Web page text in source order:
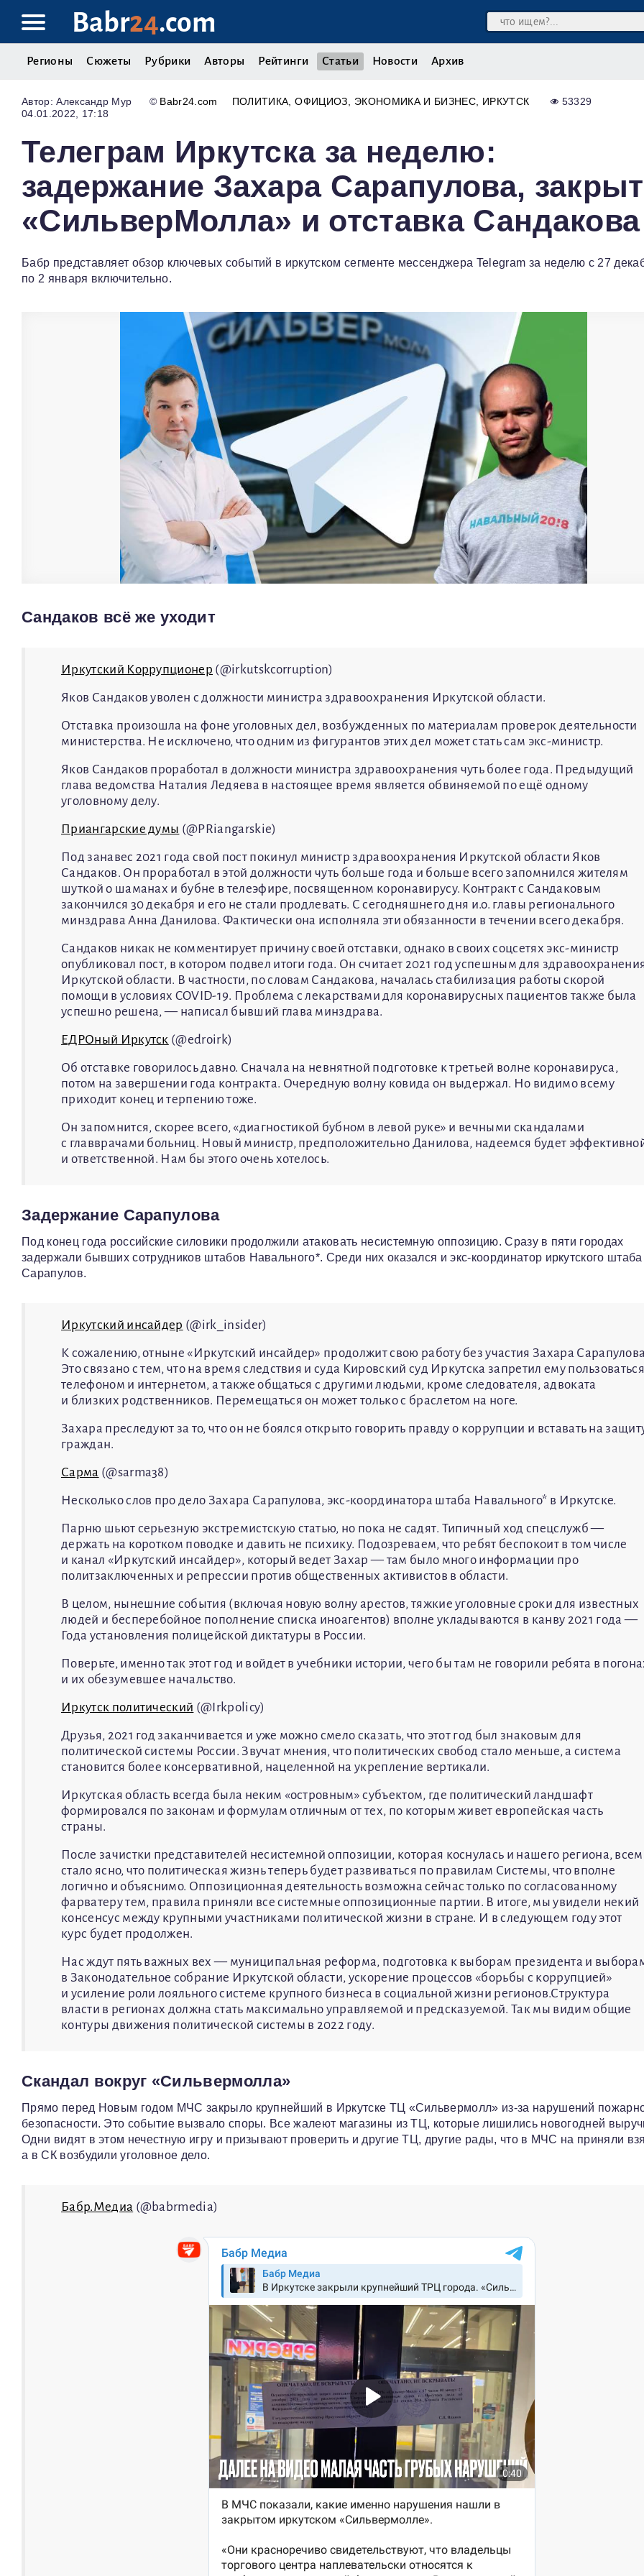
Babr24.com
Регионы Сюжеты Рубрики Авторы Рейтинги Статьи Новости Архив
Александр Мур © Babr24.com ПОЛИТИКА ОФИЦИОЗ ЭКОНОМИКА И БИЗНЕС ИРКУТСК
53329
04.01.2022, 17:18
Телеграм Иркутска за неделю:
задержание Захара Сарапулова,
«СильверМолла» и отставка Сандакова
Бабр представляет обзор ключевых событий в иркутском сегменте мессенджера Telegram за неделю с 27
по 2 января включительно.
Сандаков всё же уходит
Иркутский Коррупционер (@irkutskcorruption)
Яков Сандаков уволен с должности министра здравоохранения Иркутской области.
Отставка произошла на фоне уголовных дел, возбужденных по материалам проверок деятельности
министерства. Не исключено, что одним из фигурантов этих дел может стать сам экс-министр.
Яков Сандаков проработал в должности министра здравоохранения чуть более года. Предыдущий
глава ведомства Наталия Ледяева в настоящее время является обвиняемой по ещё одному
уголовному делу.
Приангарские думы (@PRiangarskie)
Под занавес 2021 года свой пост покинул министр здравоохранения Иркутской области Яков
Сандаков. Он проработал в этой должности чуть больше года и больше всего запомнился жителям
шуткой о шаманах и бубне в телеэфире, посвященном коронавирусу. Контракт с Сандаковым
закончился 30 декабря и его не стали продлевать. С сегодняшнего дня и.о. главы регионального
минздрава Анна Данилова. Фактически она исполняла эти обязанности в течении всего декабря.
Сандаков никак не комментирует причину своей отставки, однако в своих соцсетях экс-министр
опубликовал пост, в котором подвел итоги года. Он считает 2021 год успешным для
Иркутской области. В частности, по словам Сандакова, началась стабилизация работы скорой
помощи в условиях COVID-19. Проблема с лекарствами для коронавирусных пациентов также была
успешно решена, — написал бывший глава минздрава.
ЕДРОный Иркутск (@edroirk)
Об отставке говорилось давно. Сначала на невнятной подготовке к третьей волне коронавируса,
потом на завершении года контракта. Очередную волну ковида он выдержал. Но видимо всему
приходит конец и терпению тоже.
Он запомнится, скорее всего, «диагностикой бубном в левой руке» и вечными скандалами
с главврачами больниц. Новый министр, предположительно Данилова, надеемся будет
и ответственной. Нам бы этого очень хотелось.
Задержание Сарапулова
Под конец года российские силовики продолжили атаковать несистемную оппозицию. Сразу в пяти городах
задержали бывших сотрудников штабов Навального*. Среди них оказался и экс-координатор иркутского
Сарапулов.
Иркутский инсайдер (@irk_insider)
​К сожалению, отныне «Иркутский инсайдер» продолжит свою работу без участия Захара
Это связано с тем, что на время следствия и суда Кировский суд Иркутска запретил ему
телефоном и интернетом, а также общаться с другими людьми, кроме следователя, адвоката
и близких родственников. Перемещаться он может только с браслетом на ноге.
Захара преследуют за то, что он не боялся открыто говорить правду о коррупции и вставать на
граждан.
Сарма (@sarma38)
Несколько слов про дело Захара Сарапулова, экс-координатора штаба Навального* в Иркутске.
Парню шьют серьезную экстремистскую статью, но пока не садят. Типичный ход спецслужб —
держать на коротком поводке и давить не психику. Подозреваем, что ребят беспокоит в том числе
и канал «Иркутский инсайдер», который ведет Захар — там было много информации про
политзаключенных и репрессии против общественных активистов в области.
В целом, нынешние события (включая новую волну арестов, тяжкие уголовные сроки для известных
людей и бесперебойное пополнение списка иноагентов) вполне укладываются в канву 2021 года —
Года установления полицейской диктатуры в России.
Поверьте, именно так этот год и войдет в учебники истории, чего бы там не говорили ребята в
и их обезумевшее начальство.
Иркутск политический (@Irkpolicy)
Друзья, 2021 год заканчивается и уже можно смело сказать, что этот год был знаковым для
политической системы России. Звучат мнения, что политических свобод стало меньше, а система
становится более консервативной, нацеленной на укрепление вертикали.
Иркутская область всегда была неким «островным» субъектом, где политический ландшафт
формировался по законам и формулам отличным от тех, по которым живет европейская часть
страны.
После зачистки представителей несистемной оппозиции, которая коснулась и нашего региона, всем
стало ясно, что политическая жизнь теперь будет развиваться по правилам Системы, что вполне
логично и объяснимо. Оппозиционная деятельность возможна сейчас только по согласованному
фарватеру тем, правила приняли все системные оппозиционные партии. В итоге, мы увидели некий
консенсус между крупными участниками политической жизни в стране. И в следующем году этот
курс будет продолжен.
Нас ждут пять важных вех — муниципальная реформа, подготовка к выборам президента и
в Законодательное собрание Иркутской области, ускорение процессов «борьбы с коррупцией»
и усиление роли лояльного системе крупного бизнеса в социальной жизни регионов.Структура
власти в регионах должна стать максимально управляемой и предсказуемой. Так мы видим общие
контуры движения политической системы в 2022 году.
Скандал вокруг «Сильвермолла»
Прямо перед Новым годом МЧС закрыло крупнейший в Иркутске ТЦ «Сильвермолл» из-за нарушений
безопасности. Это событие вызвало споры. Все жалеют магазины из ТЦ, которые лишились новогодней
Одни видят в этом нечестную игру и призывают проверить и другие ТЦ, другие рады, что в МЧС на приняли
а в СК возбудили уголовное дело.
Бабр.Медиа (@babrmedia)